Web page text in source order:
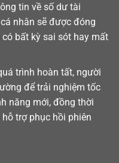
tin về số dư tài
nhân sẽ được đóng
bất kỳ sai sót hay mất
trình hoàn tất, người
để trải nghiệm tốc
năng mới, đồng thời
hỗ trợ phục hồi phiên